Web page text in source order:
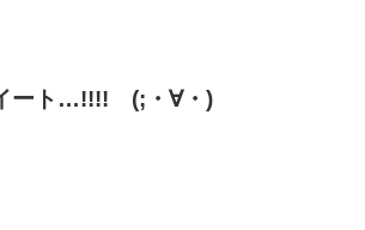
ート…!!!! (;・∀・)